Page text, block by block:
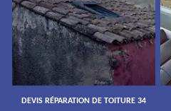
DEVIS RÉPARATION DE TOITURE 34